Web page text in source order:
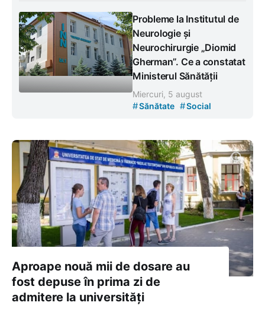
Probleme la Institutul de
Neurologie și
Neurochirurgie „Diomid
Gherman”. Ce a constatat
Ministerul Sănătății
Miercuri, 5 august
#Sănătate #Social
Aproape nouă mii de dosare au
fost depuse în prima zi de
admitere la universități